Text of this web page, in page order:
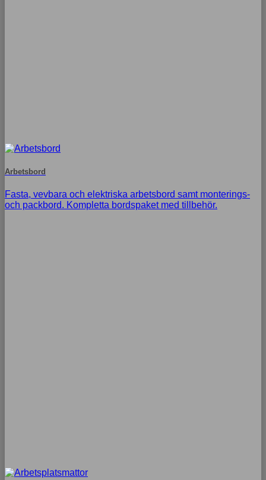
Arbetsbord
Fasta, vevbara och elektriska arbetsbord samt monterings-
och packbord. Kompletta bordspaket med tillbehör.